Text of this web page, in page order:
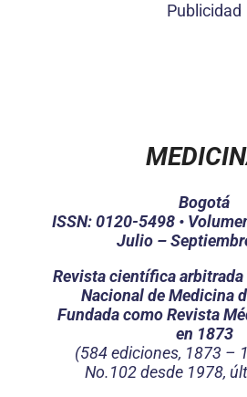
Publicidad
Bogotá
ISSN: 0120-5498 •
Julio –
Revista científica arbitrada
Nacional de Medicina
Fundada como Revista
en 1873
(584 ediciones, 1873 –
No.102 desde 1978,